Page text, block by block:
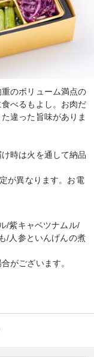
のボリューム満点の
べるもよし。お肉だ
違った旨味がありま
時は火を通して納品
が異なります。お電
/紫キャベツナムル/
/人参といんげんの煮
がございます。